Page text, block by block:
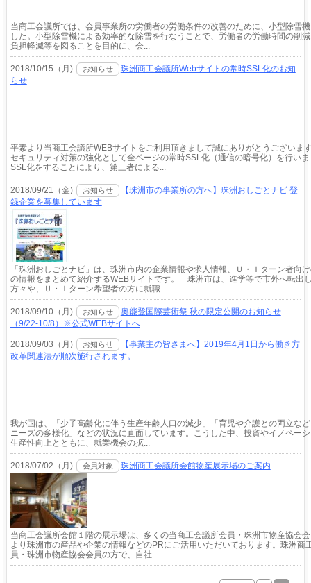
当商工会議所では、会員事業所の労働者の労働条件の改善のために、小型除雪
した。小型除雪機による効率的な除雪を行なうことで、労働者の労働時間の削
負担軽減等を図ることを目的に、会...
2018/10/15（月) お知らせ
珠洲商工会議所Webサイトの常時SSL化のお知
らせ
平素より当商工会議所WEBサイトをご利用頂きまして誠にありがとうございま
セキュリティ対策の強化として全ページの常時SSL化（通信の暗号化）を行い
SSL化をすることにより、第三者による...
2018/09/21（金) お知らせ
【珠洲市の事業所の方へ】珠洲おしごとナビ 登
録企業を募集しています
「珠洲おしごとナビ」は、珠洲市内の企業情報や求人情報、Ｕ・Ｉターン者向
の情報をまとめて紹介するWEBサイトです。 珠洲市は、進学等で市外へ転出
方々や、Ｕ・Ｉターン希望者の方に就職...
2018/09/10（月) お知らせ
奥能登国際芸術祭 秋の限定公開のお知らせ
（9/22-10/8）※公式WEBサイトへ
2018/09/03（月) お知らせ
【事業主の皆さまへ】2019年4月1日から働き方
改⾰関連法が順次施⾏されます。
我が国は、「少子高齢化に伴う生産年齢人口の減少」「育児や介護との両立な
ニーズの多様化」などの状況に直面しています。こうした中、投資やイノベー
生産性向上とともに、就業機会の拡...
2018/07/02（月) 会員対象 珠洲商工会議所会館物産展示場のご案内
当商工会議所会館１階の展示場は、多くの当商工会議所会員・珠洲市物産協会
より珠洲市の産品や企業の情報などのPRにご活用いただいております。珠洲商
員・珠洲市物産協会会員の方で、自社...